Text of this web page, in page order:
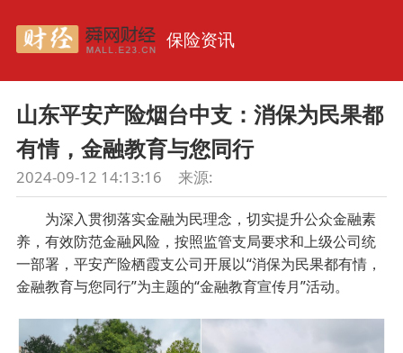
保险资讯
山东平安产险烟台中支：消保为民果都
有情，金融教育与您同行
2024-09-12 14:13:16 来源:
为深入贯彻落实金融为民理念，切实提升公众金融素
养，有效防范金融风险，按照监管支局要求和上级公司统
一部署，平安产险栖霞支公司开展以“消保为民果都有情，
金融教育与您同行”为主题的“金融教育宣传月”活动。